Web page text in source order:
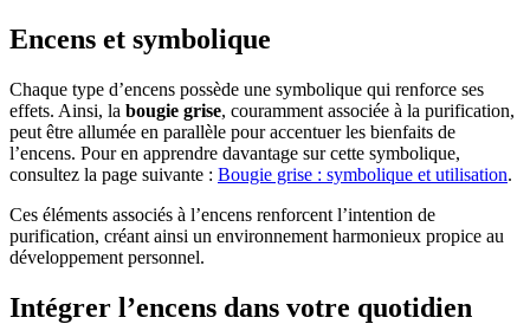
Encens et symbolique
Chaque type d’encens possède une symbolique qui renforce ses
effets. Ainsi, la bougie grise, couramment associée à la purification,
peut être allumée en parallèle pour accentuer les bienfaits de
l’encens. Pour en apprendre davantage sur cette symbolique,
consultez la page suivante : Bougie grise : symbolique et utilisation.
Ces éléments associés à l’encens renforcent l’intention de
purification, créant ainsi un environnement harmonieux propice au
développement personnel.
Intégrer l’encens dans votre quotidien